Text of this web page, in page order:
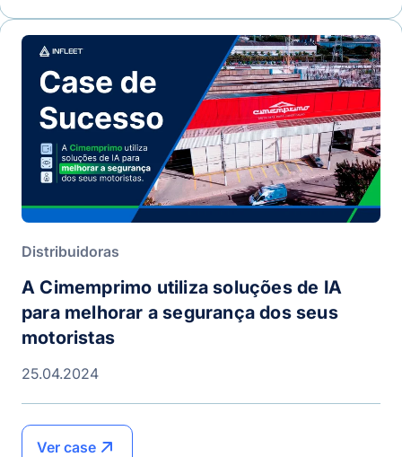
Distribuidoras
A Cimemprimo utiliza soluções de IA
para melhorar a segurança dos seus
motoristas
25.04.2024
Ver case